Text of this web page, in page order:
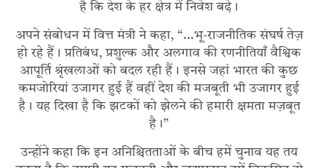
है कि देश के हर क्षेत्र में निवेश बढे़।
अपने संबोधन में वित्त मंत्री ने कहा, “…भू-राजनीतिक संघर्ष तेज़
हो रहे हैं। प्रतिबंध, प्रशुल्क और अलगाव की रणनीतियाँ वैश्विक
आपूर्ति श्रृंखलाओं को बदल रही हैं। इनसे जहां भारत की कुछ
कमजोरियां उजागर हुई हैं वहीं देश की मजबूती भी उजागर हुई
है। यह दिखा है कि झटकों को झेलने की हमारी क्षमता मज़बूत
है।”
उन्होंने कहा कि इन अनिश्चितताओं के बीच हमें चुनाव यह तय